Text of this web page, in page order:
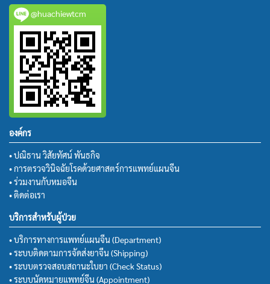
@huachiewtcm
องค์กร
• ปณิธาน วิสัยทัศน์ พันธกิจ
• การตรวจวินิจฉัยโรคด้วยศาสตร์การแพทย์แผนจีน
• ร่วมงานกับหมอจีน
• ติดต่อเรา
บริการสำหรับผู้ป่วย
• บริการทางการแพทย์แผนจีน (Department)
• ระบบติดตามการจัดส่งยาจีน (Shipping)
• ระบบตรวจสอบสถานะใบยา (Check Status)
• ระบบนัดหมายแพทย์จีน (Appointment)